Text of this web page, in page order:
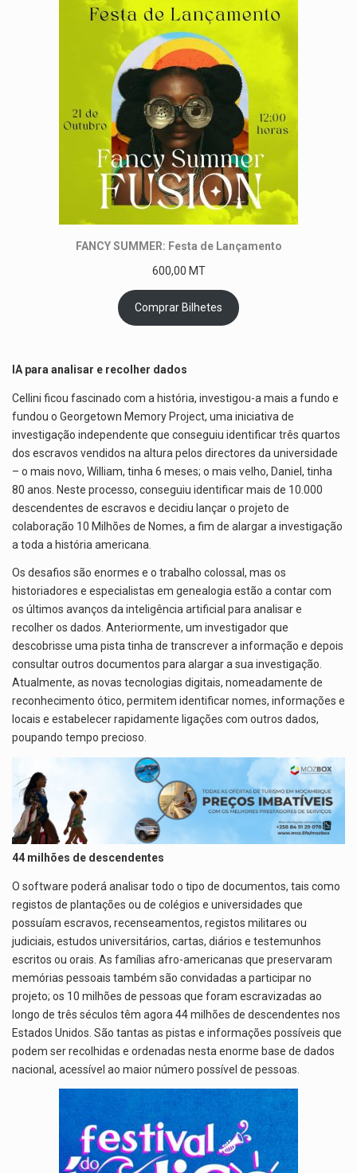
FANCY SUMMER: Festa de Lançamento
600,00 MT
Comprar Bilhetes
IA para analisar e recolher dados
Cellini ficou fascinado com a história, investigou-a mais a fundo e
fundou o Georgetown Memory Project, uma iniciativa de
investigação independente que conseguiu identificar três quartos
dos escravos vendidos na altura pelos directores da universidade
– o mais novo, William, tinha 6 meses; o mais velho, Daniel, tinha
80 anos. Neste processo, conseguiu identificar mais de 10.000
descendentes de escravos e decidiu lançar o projeto de
colaboração 10 Milhões de Nomes, a fim de alargar a investigação
a toda a história americana.
Os desafios são enormes e o trabalho colossal, mas os
historiadores e especialistas em genealogia estão a contar com
os últimos avanços da inteligência artificial para analisar e
recolher os dados. Anteriormente, um investigador que
descobrisse uma pista tinha de transcrever a informação e depois
consultar outros documentos para alargar a sua investigação.
Atualmente, as novas tecnologias digitais, nomeadamente de
reconhecimento ótico, permitem identificar nomes, informações e
locais e estabelecer rapidamente ligações com outros dados,
poupando tempo precioso.
44 milhões de descendentes
O software poderá analisar todo o tipo de documentos, tais como
registos de plantações ou de colégios e universidades que
possuíam escravos, recenseamentos, registos militares ou
judiciais, estudos universitários, cartas, diários e testemunhos
escritos ou orais. As famílias afro-americanas que preservaram
memórias pessoais também são convidadas a participar no
projeto; os 10 milhões de pessoas que foram escravizadas ao
longo de três séculos têm agora 44 milhões de descendentes nos
Estados Unidos. São tantas as pistas e informações possíveis que
podem ser recolhidas e ordenadas nesta enorme base de dados
nacional, acessível ao maior número possível de pessoas.